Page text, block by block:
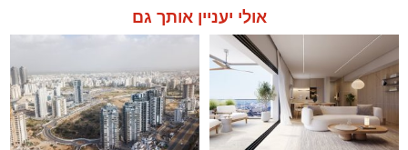
אולי יעניין אותך גם